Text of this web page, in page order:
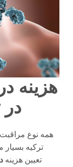
هزینه
در
همه نوع
ترکیه
تعیین هزینه